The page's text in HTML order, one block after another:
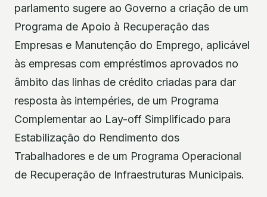
parlamento sugere ao Governo a criação de um
Programa de Apoio à Recuperação das
Empresas e Manutenção do Emprego, aplicável
às empresas com empréstimos aprovados no
âmbito das linhas de crédito criadas para dar
resposta às intempéries, de um Programa
Complementar ao Lay-off Simplificado para
Estabilização do Rendimento dos
Trabalhadores e de um Programa Operacional
de Recuperação de Infraestruturas Municipais.